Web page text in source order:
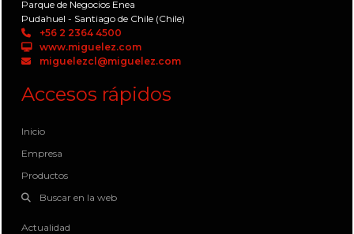
Parque de Negocios Enea
Pudahuel - Santiago de Chile (Chile)
+56 2 2364 4500
www.miguelez.com
miguelezcl@miguelez.com
Accesos rápidos
Inicio
Empresa
Productos
Buscar en la web
Actualidad